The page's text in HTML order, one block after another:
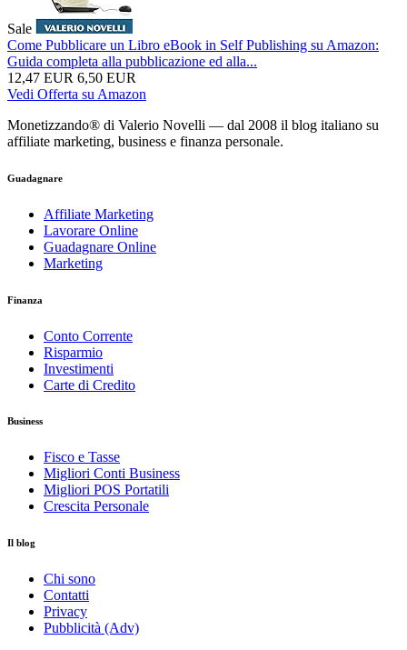
Sale
Come Pubblicare un Libro eBook in Self Publishing su Amazon:
Guida completa alla pubblicazione ed alla...
12,47 EUR 6,50 EUR
Vedi Offerta su Amazon
Monetizzando® di Valerio Novelli — dal 2008 il blog italiano su
affiliate marketing, business e finanza personale.
Guadagnare
Affiliate Marketing
Lavorare Online
Guadagnare Online
Marketing
Finanza
Conto Corrente
Risparmio
Investimenti
Carte di Credito
Business
Fisco e Tasse
Migliori Conti Business
Migliori POS Portatili
Crescita Personale
Il blog
Chi sono
Contatti
Privacy
Pubblicità (Adv)